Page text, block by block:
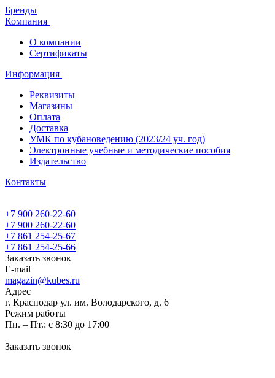
Бренды
Компания
О компании
Сертификаты
Информация
Реквизиты
Магазины
Oплата
Доставка
УМК по кубановедению (2023/24 уч. год)
Электронные учебные и методические пособия
Издательство
Контакты
+7 900 260-22-60
+7 900 260-22-60
+7 861 254-25-67
+7 861 254-25-66
Заказать звонок
E-mail
magazin@kubes.ru
Адрес
г. Краснодар ул. им. Володарского, д. 6
Режим работы
Пн. – Пт.: с 8:30 до 17:00
Заказать звонок